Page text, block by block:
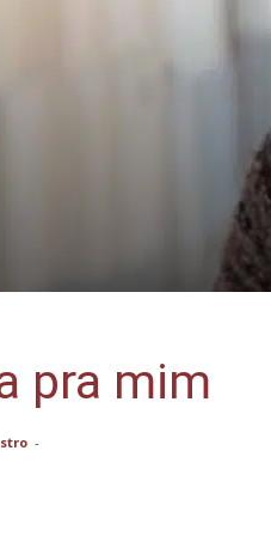
pra mim
-